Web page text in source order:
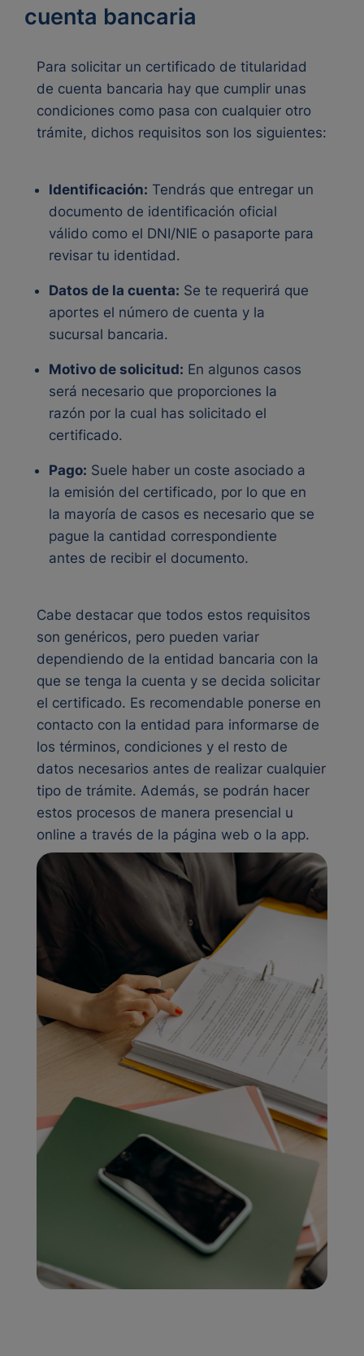
cuenta bancaria
Para solicitar un certificado de titularidad
de cuenta bancaria hay que cumplir unas
condiciones como pasa con cualquier otro
trámite, dichos requisitos son los siguientes:
Identificación: Tendrás que entregar un
documento de identificación oficial
válido como el DNI/NIE o pasaporte para
revisar tu identidad.
Datos de la cuenta: Se te requerirá que
aportes el número de cuenta y la
sucursal bancaria.
Motivo de solicitud: En algunos casos
será necesario que proporciones la
razón por la cual has solicitado el
certificado.
Pago: Suele haber un coste asociado a
la emisión del certificado, por lo que en
la mayoría de casos es necesario que se
pague la cantidad correspondiente
antes de recibir el documento.
Cabe destacar que todos estos requisitos
son genéricos, pero pueden variar
dependiendo de la entidad bancaria con la
que se tenga la cuenta y se decida solicitar
el certificado. Es recomendable ponerse en
contacto con la entidad para informarse de
los términos, condiciones y el resto de
datos necesarios antes de realizar cualquier
tipo de trámite. Además, se podrán hacer
estos procesos de manera presencial u
online a través de la página web o la app.